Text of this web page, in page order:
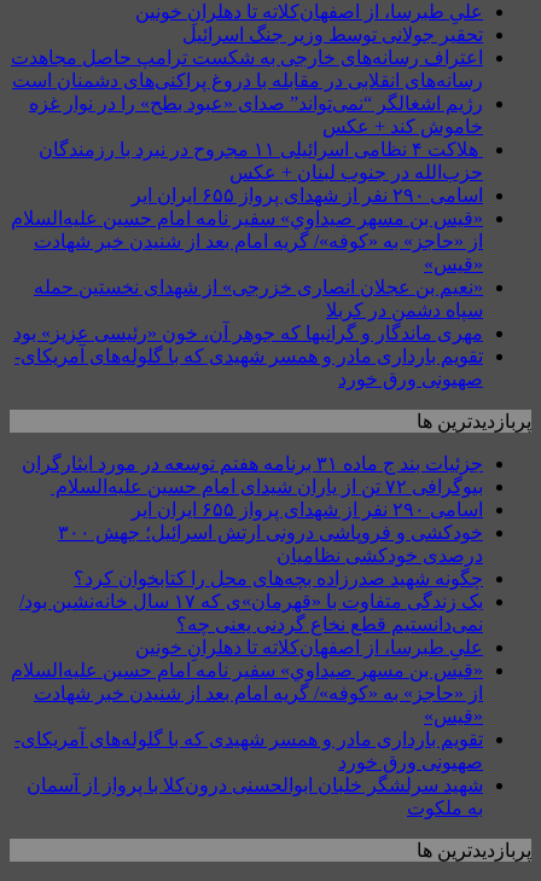
علیِ طبرسا، از اصفهان‌کلاته تا دهلرانِ خونین
تحقیر جولانی توسط وزیر جنگ اسرائیل
اعتراف رسانه‌های خارجی به شکست ترامپ حاصل مجاهدت
رسانه‌های انقلابی در مقابله با دروغ پراکنی‌های دشمنان است
رژیم اشغالگر “نمی‌تواند” صدای «عبود بطح» را در نوار غزه
خاموش کند + عکس
هلاکت ۴ نظامی اسرائیلی ۱۱ مجروح در نبرد با رزمندگان
حزب‌الله در جنوب لبنان + عکس
اسامی ۲۹۰ نفر از شهدای پرواز ۶۵۵ ایران ایر
«قيس بن مسهر صيداوي» سفیر نامه امام حسین علیه‌السلام
از «حاجز» به «کوفه»/ گریه امام بعد از شنیدن خبر شهادت
«قیس»
«نعیم بن عجلان انصاری خزرجی» از شهدای نخستین حمله
سپاه دشمن در کربلا
مهری ماندگار و گرانبها که جوهر آن، خون «رئیسی عزیز» بود
تقویم بارداری مادر و همسر شهیدی که با گلوله‌های آمریکای-
صهیونی ورق خورد
پربازدیدترین ها
جزئیات بند ج ماده ۳۱ برنامه هفتم توسعه در مورد ایثارگران
بیوگرافی ۷۲ تن از یاران شیدای امام حسین علیه‌السلام
اسامی ۲۹۰ نفر از شهدای پرواز ۶۵۵ ایران ایر
خودکشی و فروپاشی درونی ارتش اسرائیل؛ جهش ۳۰۰
درصدی خودکشی نظامیان
چگونه شهید صدرزاده بچه‌های محل را کتابخوان کرد؟
یک زندگی متفاوت با «قهرمان»ی که ۱۷ سال خانه‌نشین بود/
نمی‌دانستیم قطع نخاع گردنی یعنی چه؟
علیِ طبرسا، از اصفهان‌کلاته تا دهلرانِ خونین
«قيس بن مسهر صيداوي» سفیر نامه امام حسین علیه‌السلام
از «حاجز» به «کوفه»/ گریه امام بعد از شنیدن خبر شهادت
«قیس»
تقویم بارداری مادر و همسر شهیدی که با گلوله‌های آمریکای-
صهیونی ورق خورد
شهید سرلشگر خلبان ابوالحسنی درون‌کلا با پرواز از آسمان
به ملکوت
پربازدیدترین ها